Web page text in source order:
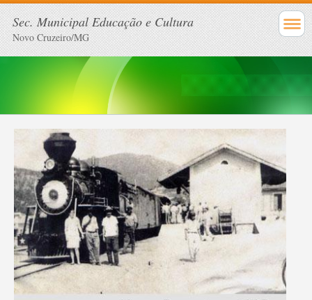
Sec. Municipal Educação e Cultura
Novo Cruzeiro/MG